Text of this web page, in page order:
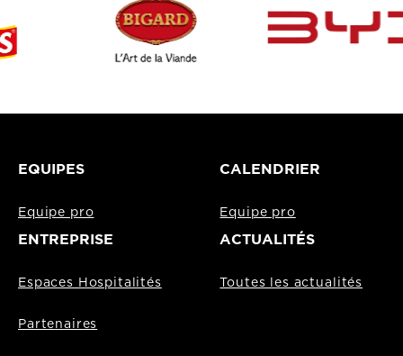
EQUIPES
Equipe pro
CALENDRIER
Equipe pro
ENTREPRISE
Espaces Hospitalités
Partenaires
ACTUALITÉS
Toutes les actualités